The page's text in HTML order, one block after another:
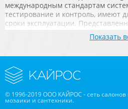
международным стандартам
тестирование и контроль, имеют
сроки эксплуатации.
коллекция BelBagno включает в
для ванных комнат, санфаянс и
таким образом, чтобы составить
ванной комнаты в различных
Ассортимент BelBagno будет
смесителей, душевых ограждений
анонсированы на российском
Показать
© 1996-2019 ООО КАЙРОС - сеть салонов
мозаики и сантехники.